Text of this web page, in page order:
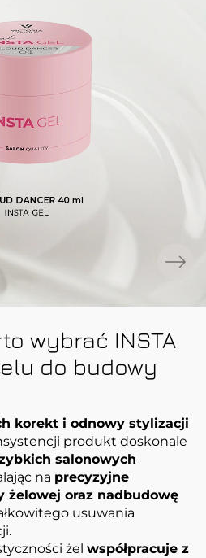
wybrać INSTA
do budowy
korekt i odnowy stylizacji
produkt doskonale
salonowych
na precyzyjne
żelowej oraz nadbudowę
usuwania
żel współpracuje z